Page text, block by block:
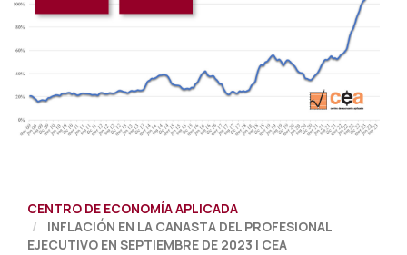
CENTRO DE ECONOMÍA APLICADA
INFLACIÓN EN LA CANASTA DEL PROFESIONAL
EJECUTIVO EN SEPTIEMBRE DE 2023 | CEA